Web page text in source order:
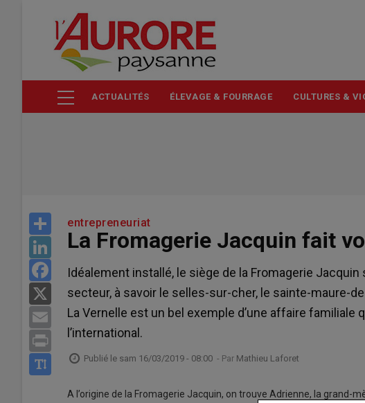
contenu
ACTUALITÉS ÉLEVAGE & FOURRAGE CULTURES &
Share
LinkedIn
Facebook
Email
Print
entrepreneuriat
La Fromagerie Jacquin fait
Idéalement installé, le siège de la Fromagerie
secteur, à savoir le selles-sur-cher, le sainte-maure-
La Vernelle est un bel exemple d’une affaire familiale
l’international.
Publié le sam 16/03/2019 - 08:00 - Par Mathieu Laforet
A l’origine de la Fromagerie Jacquin, on trouve Adrienne, la grand-